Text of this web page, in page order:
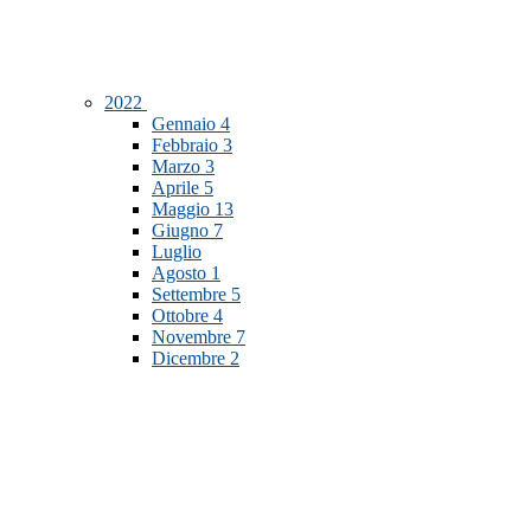
2022
Gennaio 4
Febbraio 3
Marzo 3
Aprile 5
Maggio 13
Giugno 7
Luglio
Agosto 1
Settembre 5
Ottobre 4
Novembre 7
Dicembre 2